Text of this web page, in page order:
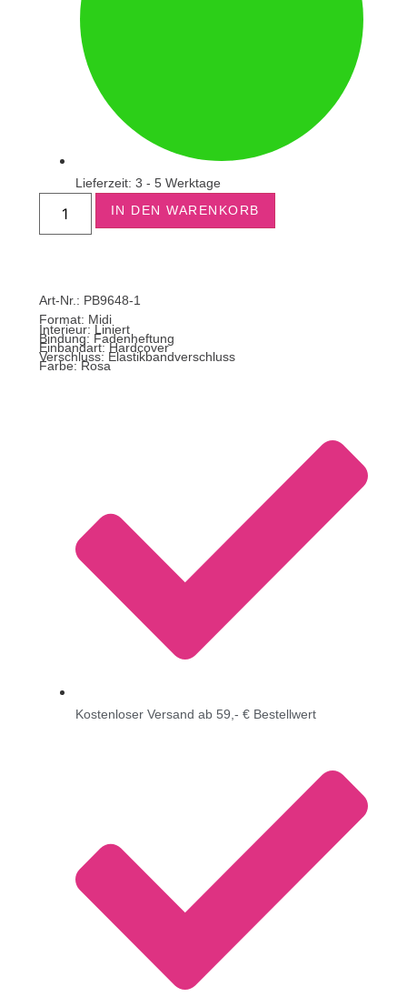
Lieferzeit: 3 - 5 Werktage
IN DEN WARENKORB
Art-Nr.: PB9648-1
Format: Midi
Interieur: Liniert
Bindung: Fadenheftung
Einbandart: Hardcover
Verschluss: Elastikbandverschluss
Farbe: Rosa
Kostenloser Versand ab 59,- € Bestellwert